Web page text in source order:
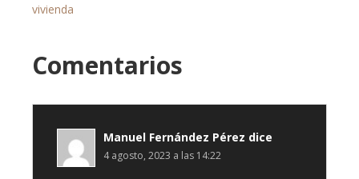
vivienda
Comentarios
Manuel Fernández Pérez dice
4 agosto, 2023 a las 14:22